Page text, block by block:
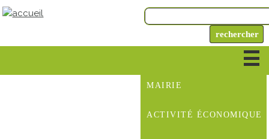
MAIRIE
ACTIVITÉ ÉCONOMIQUE